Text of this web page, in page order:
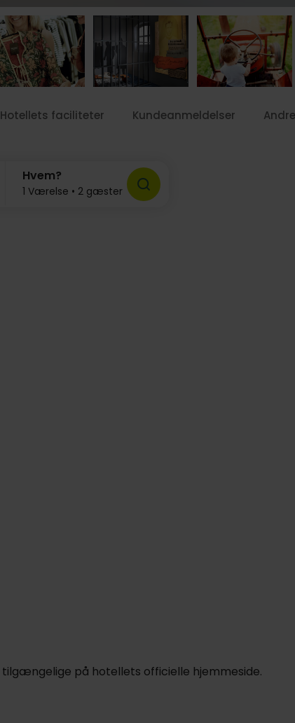
Hotellets faciliteter Kundeanmeldelser
Hvem?
1 Værelse • 2 gæster
på hotellets officielle hjemmeside.